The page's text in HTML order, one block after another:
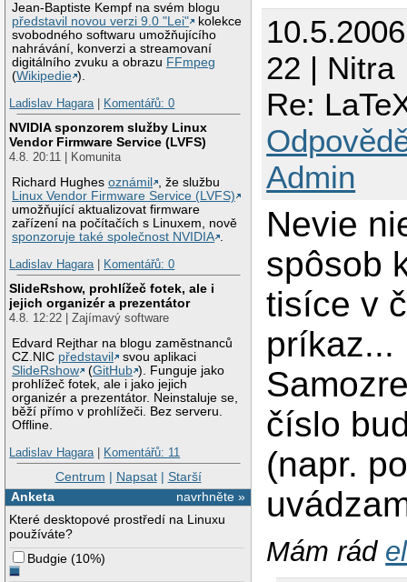
Jean-Baptiste Kempf na svém blogu
představil novou verzi 9.0 "Lei"
kolekce
svobodného softwaru umožňujícího
nahrávání, konverzi a streamovaní
digitálního zvuku a obrazu FFmpeg
(Wikipedie ).
Ladislav Hagara| Komentářů: 0
NVIDIA sponzorem služby Linux
Vendor Firmware Service (LVFS)
4.8. 20:11 | Komunita
Richard Hughesoznámil
, že službu
Linux Vendor Firmware Service (LVFS)
umožňující aktualizovat firmware
zařízení na počítačích s Linuxem, nově
sponzoruje také společnost NVIDIA .
Ladislav Hagara| Komentářů: 0
SlideRshow, prohlížeč fotek, ale i
jejich organizér a prezentátor
4.8. 12:22 | Zajímavý software
Edvard Rejthar na blogu zaměstnanců
CZ.NIC představil
svou aplikaci
SlideRshow
(GitHub ). Funguje jako
prohlížeč fotek, ale i jako jejich
organizér a prezentátor. Neinstaluje se,
běží přímo v prohlížeči. Bez serveru.
Offline.
Ladislav Hagara| Komentářů: 11
Centrum | Napsat| Starší
navrhněte »
Anketa
Které desktopové prostředí na Linuxu
používáte?
Budgie (10%)
22 | Nitra
Re:
Admin
Nevie
spôsob
tisíce v
príkaz...
číslo
(napr.
Mám rád